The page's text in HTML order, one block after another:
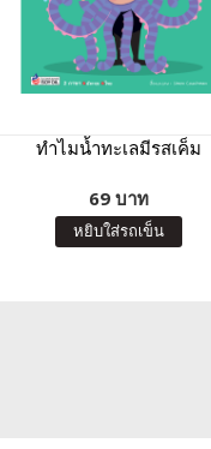
ทำไมน้ำทะเลมีรสเค็ม
69 บาท
หยิบใส่รถเข็น